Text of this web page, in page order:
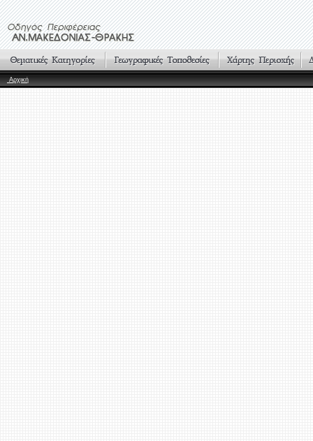
Αρχική